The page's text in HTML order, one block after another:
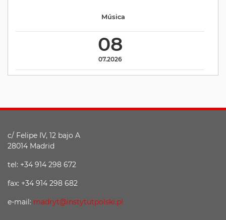
08
07.2026
Música
c/ Felipe IV, 12 bajo A
28014 Madrid
tel: +34 914 298 672
fax: +34 914 298 682
e-mail: madryt@instytutpolski.pl